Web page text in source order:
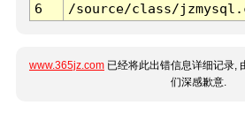
6 /source/class/
www.365jz.com 已经将此出错信息详细记录,
们深感歉意.